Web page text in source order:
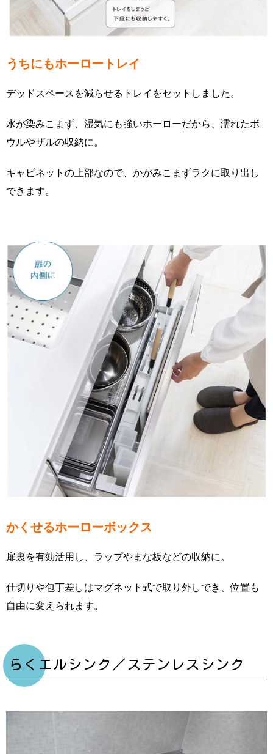
うちにもホーロートレイ
デッドスペースを減らせるトレイをセットしました。
水が染みこまず、湿気にも強いホーローだから、濡れたボ
ウルやザルの収納に。
キャビネットの上部なので、かがみこまずラクに取り出し
できます。
かくせるホーローボックス
扉裏を有効活用し、ラップやまな板などの収納に。
仕切りや包丁差しはマグネット式で取り外しでき、位置も
自由に変えられます。
らくエルシンク／ステンレスシンク